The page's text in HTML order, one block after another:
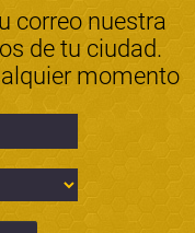
correo nuestra
de tu ciudad.
momento